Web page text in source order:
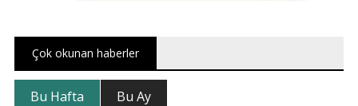
Çok okunan haberler
Bu Hafta Bu Ay